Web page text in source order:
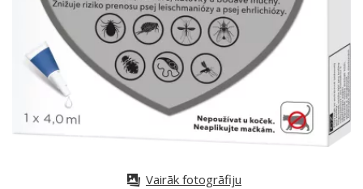
Vairāk fotogrāfiju